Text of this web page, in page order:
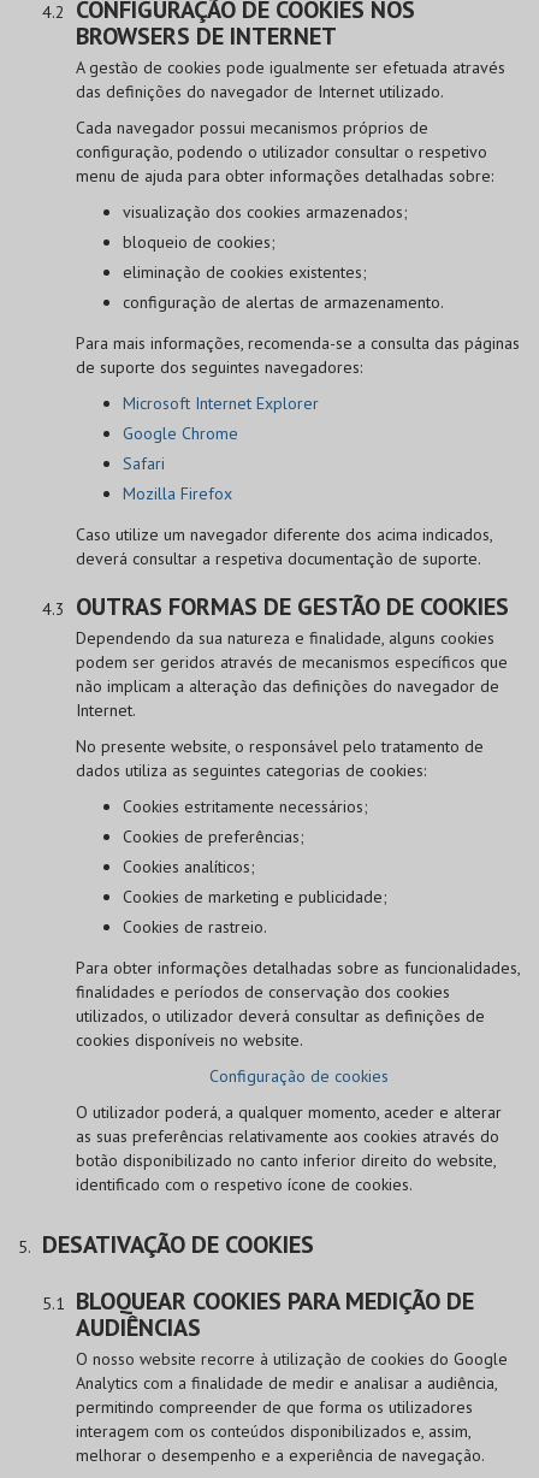
CONFIGURAÇÃO DE COOKIES NOS
BROWSERS DE INTERNET
A gestão de cookies pode igualmente ser efetuada através
das definições do navegador de Internet utilizado.
Cada navegador possui mecanismos próprios de
configuração, podendo o utilizador consultar o respetivo
menu de ajuda para obter informações detalhadas sobre:
visualização dos cookies armazenados;
bloqueio de cookies;
eliminação de cookies existentes;
configuração de alertas de armazenamento.
Para mais informações, recomenda-se a consulta das páginas
de suporte dos seguintes navegadores:
Microsoft Internet Explorer
Google Chrome
Safari
Mozilla Firefox
Caso utilize um navegador diferente dos acima indicados,
deverá consultar a respetiva documentação de suporte.
OUTRAS FORMAS DE GESTÃO DE COOKIES
Dependendo da sua natureza e finalidade, alguns cookies
podem ser geridos através de mecanismos específicos que
não implicam a alteração das definições do navegador de
Internet.
No presente website, o responsável pelo tratamento de
dados utiliza as seguintes categorias de cookies:
Cookies estritamente necessários;
Cookies de preferências;
Cookies analíticos;
Cookies de marketing e publicidade;
Cookies de rastreio.
Para obter informações detalhadas sobre as funcionalidades,
finalidades e períodos de conservação dos cookies
utilizados, o utilizador deverá consultar as definições de
cookies disponíveis no website.
Configuração de cookies
O utilizador poderá, a qualquer momento, aceder e alterar
as suas preferências relativamente aos cookies através do
botão disponibilizado no canto inferior direito do website,
identificado com o respetivo ícone de cookies.
DESATIVAÇÃO DE COOKIES
BLOQUEAR COOKIES PARA MEDIÇÃO DE
AUDIÊNCIAS
O nosso website recorre à utilização de cookies do Google
Analytics com a finalidade de medir e analisar a audiência,
permitindo compreender de que forma os utilizadores
interagem com os conteúdos disponibilizados e, assim,
melhorar o desempenho e a experiência de navegação.